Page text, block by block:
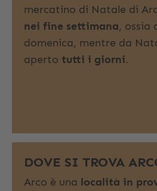
mercatino di Natale di
nei fine settimana, ossia
domenica, mentre da
aperto tutti i giorni.
DOVE SI TROVA
Arco è una località in